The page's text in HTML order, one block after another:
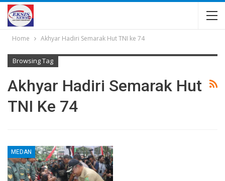
Home Akhyar Hadiri Semarak Hut TNI ke 74
Browsing Tag
Akhyar Hadiri Semarak Hut
TNI Ke 74
MEDAN